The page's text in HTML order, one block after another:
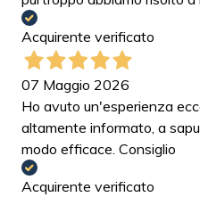
Acquirente verificato
07 Maggio 2026
Ho avuto un'esperienza
altamente informato, a
modo efficace. Consiglio
Acquirente verificato